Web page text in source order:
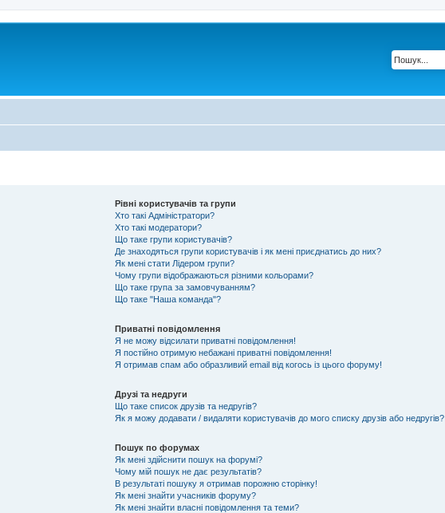
Рівні користувачів та групи
Хто такі Адміністратори?
Хто такі модератори?
Що таке групи користувачів?
Де знаходяться групи користувачів і як мені приєднатись до них?
Як мені стати Лідером групи?
Чому групи відображаються різними кольорами?
Що таке група за замовчуванням?
Що таке "Наша команда"?
Приватні повідомлення
Я не можу відсилати приватні повідомлення!
Я постійно отримую небажані приватні повідомлення!
Я отримав спам або образливий email від когось із цього форуму!
Друзі та недруги
Що таке список друзів та недругів?
Як я можу додавати / видаляти користувачів до мого списку друзів або недругів?
Пошук по форумах
Як мені здійснити пошук на форумі?
Чому мій пошук не дає результатів?
В результаті пошуку я отримав порожню сторінку!
Як мені знайти учасників форуму?
Як мені знайти власні повідомлення та теми?